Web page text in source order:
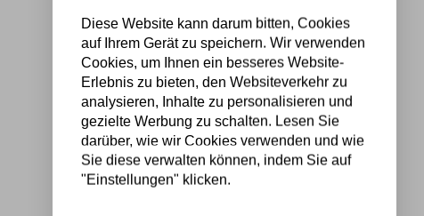
Diese Website kann darum bitten, Cookies
auf Ihrem Gerät zu speichern. Wir verwenden
Cookies, um Ihnen ein besseres Website-
Erlebnis zu bieten, den Websiteverkehr zu
analysieren, Inhalte zu personalisieren und
gezielte Werbung zu schalten. Lesen Sie
darüber, wie wir Cookies verwenden und wie
Sie diese verwalten können, indem Sie auf
"Einstellungen" klicken.